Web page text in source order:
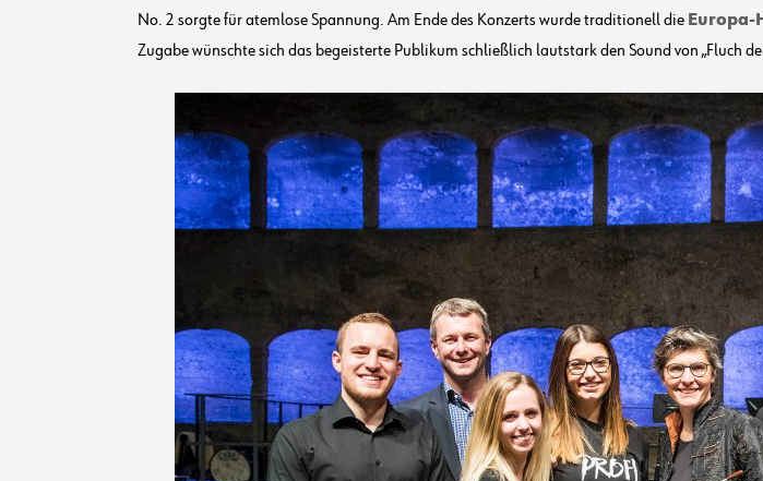
No. 2 sorgte für atemlose Spannung. Am Ende des Konzerts wurde traditionell die Europa-
Zugabe wünschte sich das begeisterte Publikum schließlich lautstark den Sound von „Fluch